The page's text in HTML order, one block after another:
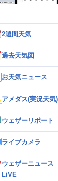
2週間天気
過去天気図
お天気ニュース
アメダス(実況天気)
ウェザーリポート
ライブカメラ
ウェザーニュース
LiVE